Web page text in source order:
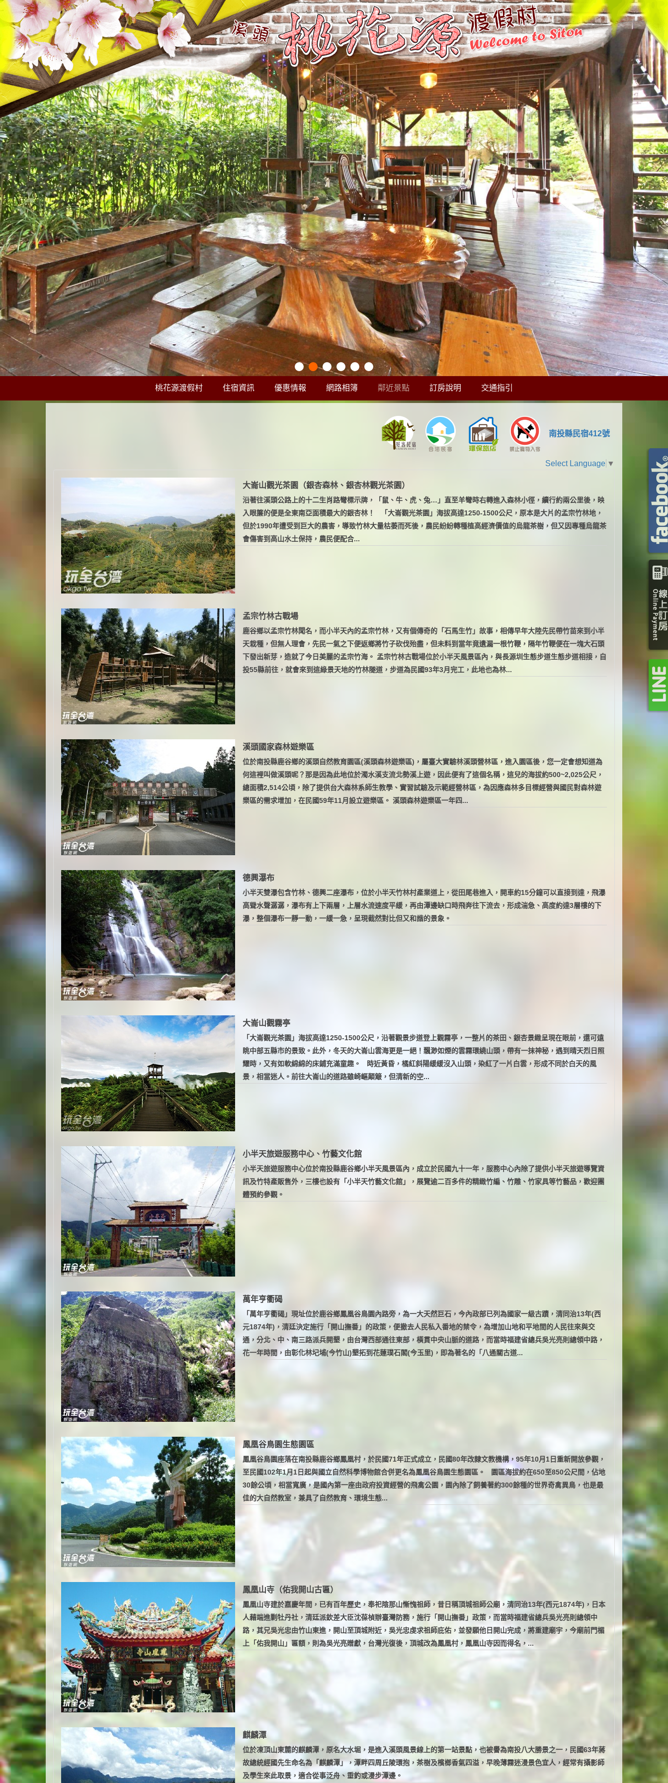
桃花源渡假村 住宿資訊 優惠情報 網路相簿 鄰近景點 訂房說明 交通指引
南投縣民宿412號
Select Language ▼
大崙山觀光茶園（銀杏森林、銀杏林觀光茶園）
沿著往溪頭公路上的十二生肖路彎標示牌，「鼠、牛、虎、兔…」直至羊彎時右轉進入森林小徑，續行約兩公里後，映
入眼簾的便是全東南亞面積最大的銀杏林！ 「大崙觀光茶園」海拔高達1250-1500公尺，原本是大片的孟宗竹林地，
但於1990年遭受到巨大的農害，導致竹林大量枯萎而死後，農民紛紛轉種植高經濟價值的烏龍茶樹，但又因專種烏龍茶
會傷害到高山水土保持，農民便配合...
孟宗竹林古戰場
鹿谷鄉以孟宗竹林聞名，而小半天內的孟宗竹林，又有個傳奇的「石馬生竹」故事，相傳早年大陸先民帶竹苗來到小半
天栽種，但無人理會，先民一氣之下便返鄉將竹子砍伐殆盡，但未料到當年竟遺漏一根竹鞭，隔年竹鞭便在一塊大石頭
下發出新芽，造就了今日美麗的孟宗竹海。 孟宗竹林古戰場位於小半天風景區內，與長源圳生態步道生態步道相接，自
投55縣前往，就會來到這綠景天地的竹林隧道，步道為民國93年3月完工，此地也為林...
溪頭國家森林遊樂區
位於南投縣鹿谷鄉的溪頭自然教育園區(溪頭森林遊樂區)，屬臺大實驗林溪頭營林區，進入園區後，您一定會想知道為
何這裡叫做溪頭呢？那是因為此地位於濁水溪支流北勢溪上遊，因此便有了這個名稱，這兒的海拔約500~2,025公尺，
總面積2,514公頃，除了提供台大森林系師生教學、實習試驗及示範經營林區，為因應森林多目標經營與國民對森林遊
樂區的需求增加，在民國59年11月設立遊樂區。 溪頭森林遊樂區一年四...
德興瀑布
小半天雙瀑包含竹林、德興二座瀑布，位於小半天竹林村產業道上，從田尾巷進入，開車約15分鐘可以直接到達，飛瀑
高聳水聲潺潺，瀑布有上下兩層，上層水流速度平緩，再由潭邊缺口時飛奔往下流去，形成湍急、高度約達3層樓的下
瀑，整個瀑布一靜一動，一緩一急，呈現截然對比但又和諧的景象。
大崙山觀霧亭
「大崙觀光茶園」海拔高達1250-1500公尺，沿著觀景步道登上觀霧亭，一整片的茶田、銀杏景緻呈現在眼前，還可遠
眺中部五縣市的景致。此外，冬天的大崙山雲海更是一絕！飄渺如煙的雲霧環繞山頭，帶有一抹神秘，遇到晴天烈日照
耀時，又有如軟綿綿的床鋪充滿童趣。 時近黃昏，橘紅斜陽緩緩沒入山頭，染紅了一片白雲，形成不同於白天的風
景，相當迷人。前往大崙山的道路雖崎嶇顛簸，但清新的空...
小半天旅遊服務中心、竹藝文化館
小半天旅遊服務中心位於南投縣鹿谷鄉小半天風景區內，成立於民國九十一年，服務中心內除了提供小半天旅遊導覽資
訊及竹特產販售外，三樓也設有「小半天竹藝文化館」，展覽逾二百多件的精緻竹編、竹雕、竹家具等竹藝品，歡迎團
體預約參觀。
萬年亨衢碣
「萬年亨衢碣」現址位於鹿谷鄉鳳凰谷鳥園內路旁，為一大天然巨石，今內政部已列為國家一級古蹟，清同治13年(西
元1874年)，清廷決定施行「開山撫番」的政策，便撤去人民私入番地的禁令，為增加山地和平地間的人民往來與交
通，分北、中、南三路派兵開墾，由台灣西部通往東部，橫貫中央山脈的道路，而當時福建省總兵吳光亮則總領中路，
花一年時間，由彰化林圮埔(今竹山)墾拓到花蓮璞石閣(今玉里)，即為著名的「八通關古道...
鳳凰谷鳥園生態園區
鳳凰谷鳥園座落在南投縣鹿谷鄉鳳凰村，於民國71年正式成立，民國80年改隸文教機構，95年10月1日重新開放參觀，
至民國102年1月1日起與國立自然科學博物館合併更名為鳳凰谷鳥園生態園區。 園區海拔約在650至850公尺間，佔地
30餘公頃，相當寬廣，是國內第一座由政府投資經營的飛禽公園，園內除了飼養著約300餘種的世界奇禽異鳥，也是最
佳的大自然教室，兼具了自然教育、環境生態...
鳳凰山寺（佑我開山古匾）
鳳凰山寺建於嘉慶年間，已有百年歷史，奉祀陰那山慚愧祖師，昔日稱頂城祖師公廟，清同治13年(西元1874年)，日本
人藉端進剿牡丹社，清廷派欽差大臣沈葆楨辦臺灣防務，施行「開山撫番」政策，而當時福建省總兵吳光亮則總領中
路，其兄吳光忠由竹山東進，開山至頂城附近，吳光忠虔求祖師庇佑，並發願他日開山完成，將重建廟宇，今廟前門楣
上「佑我開山」匾額，則為吳光亮贈獻，台灣光復後，頂城改為鳳凰村，鳳凰山寺因而得名，...
麒麟潭
位於凍頂山東麓的麒麟潭，原名大水堀，是進入溪頭風景線上的第一站景點，也被譽為南投八大勝景之一，民國63年蔣
故總統經國先生命名為「麒麟潭」，潭畔四周丘陵環抱，茶樹及檳榔香氣四溢，早晚薄霧迷漫景色宜人，經常有攝影師
及學生來此取景，適合從事泛舟、垂釣或漫步潭邊。